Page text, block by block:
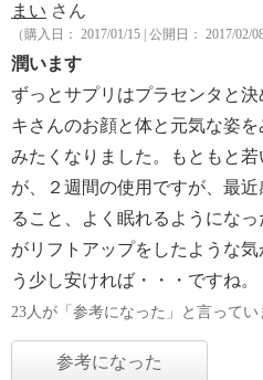
まい さん
（購入日： 2017/01/15 | 公開日： 2017/02/08
潤います
ずっとサプリはプラセンタと
キさんのお顔と体と元気な姿
みたくなりました。もともと
が、２週間の使用ですが、最
ること、よく眠れるようにな
がリフトアップをしたような
う少し安ければ・・・ですね。
23人が「参考になった」と言ってい
参考になった